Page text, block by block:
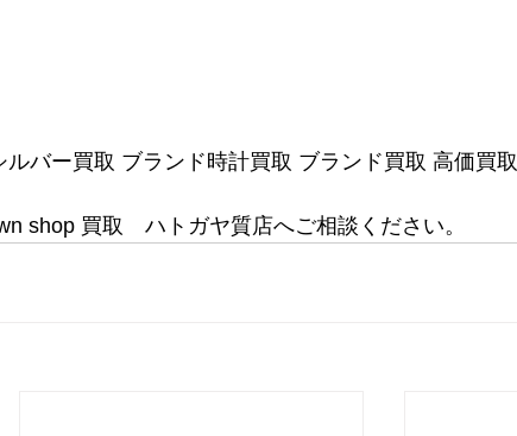
バー買取 ブランド時計買取 ブランド買取 高価買取
shop 買取　ハトガヤ質店へご相談ください。